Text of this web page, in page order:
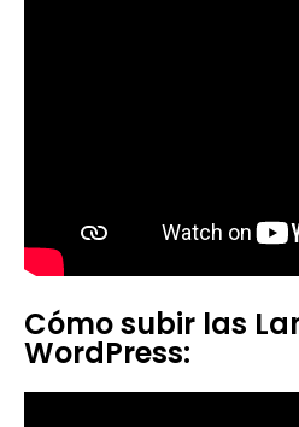
Cómo subir las
WordPress: